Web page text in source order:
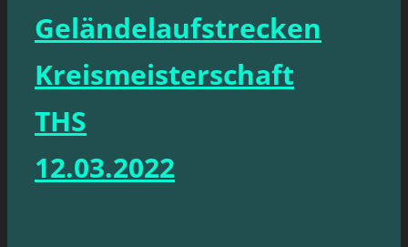
Geländelaufstrecken
Kreismeisterschaft
THS
12.03.2022